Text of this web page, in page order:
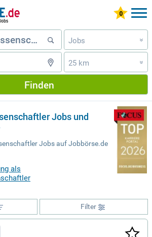
Jobs »
25 km »
Finden
Jobs und
Jobs auf Jobbörse.de
als
Filter